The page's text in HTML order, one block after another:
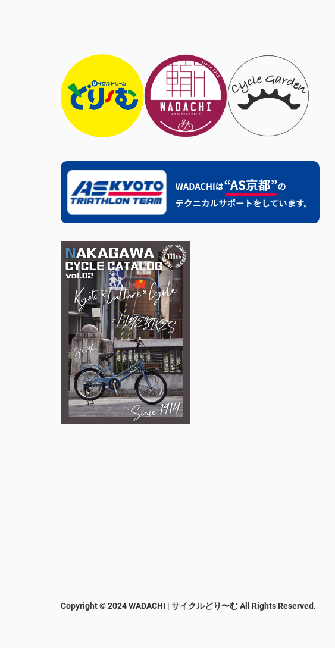
Copyright © 2024 WADACHI | サイクルどり〜むAll Rights Reserved.